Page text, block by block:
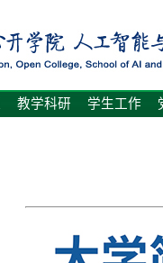
教学科研 学生工作